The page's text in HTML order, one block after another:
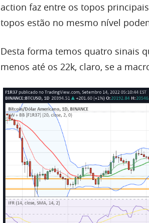
action faz entre os topos
topos estão no mesmo nível
Desta forma temos quatro sinais
menos até os 22k, claro, se a